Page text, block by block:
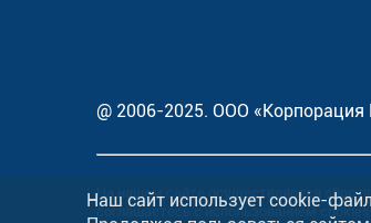
@ 2006-2025. ООО «Корпорация
На нашем сайте осуществляется сбор
соглашаетесь с использованием
Наш сайт использует cookie-